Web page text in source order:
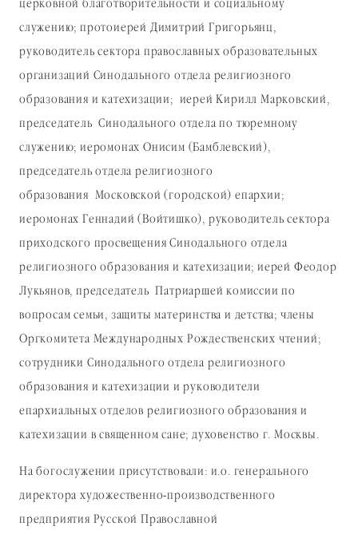
церковной благотворительности и социальному
служению; протоиерей Димитрий Григорьянц,
руководитель сектора православных образовательных
организаций Синодального отдела религиозного
образования и катехизации; иерей Кирилл Марковский,
председатель Синодального отдела по тюремному
служению; иеромонах Онисим (Бамблевский),
председатель отдела религиозного
образования Московской (городской) епархии;
иеромонах Геннадий (Войтишко), руководитель сектора
приходского просвещения Синодального отдела
религиозного образования и катехизации; иерей Феодор
Лукьянов, председатель Патриаршей комиссии по
вопросам семьи, защиты материнства и детства; члены
Оргкомитета Международных Рождественских чтений;
сотрудники Синодального отдела религиозного
образования и катехизации и руководители
епархиальных отделов религиозного образования и
катехизации в священном сане; духовенство г. Москвы.
На богослужении присутствовали: и.о. генерального
директора художественно-производственного
предприятия Русской Православной